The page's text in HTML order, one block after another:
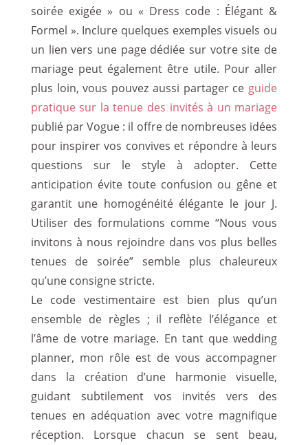
soirée exigée » ou « Dress code : Élégant &
Formel ». Inclure quelques exemples visuels ou
un lien vers une page dédiée sur votre site de
mariage peut également être utile. Pour aller
plus loin, vous pouvez aussi partager ce guide
pratique sur la tenue des invités à un mariage
publié par Vogue : il offre de nombreuses idées
pour inspirer vos convives et répondre à leurs
questions sur le style à adopter. Cette
anticipation évite toute confusion ou gêne et
garantit une homogénéité élégante le jour J.
Utiliser des formulations comme “Nous vous
invitons à nous rejoindre dans vos plus belles
tenues de soirée” semble plus chaleureux
qu’une consigne stricte.
Le code vestimentaire est bien plus qu’un
ensemble de règles ; il reflète l’élégance et
l’âme de votre mariage. En tant que wedding
planner, mon rôle est de vous accompagner
dans la création d’une harmonie visuelle,
guidant subtilement vos invités vers des
tenues en adéquation avec votre magnifique
réception. Lorsque chacun se sent beau,